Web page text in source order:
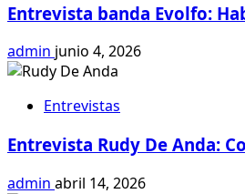
Casa
Propia
Entrevista banda Evolfo:
admin junio 4, 2026
Entrevistas
Entrevista Rudy De Anda:
admin abril 14, 2026